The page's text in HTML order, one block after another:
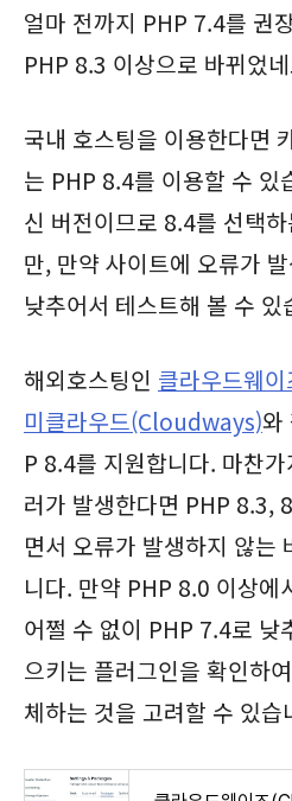
얼마 전까지 PHP 7.4를 권
PHP 8.3 이상으로 바뀌었
국내 호스팅을 이용한다면
는 PHP 8.4를 이용할 수 있
신 버전이므로 8.4를 선택
만, 만약 사이트에 오류가
낮추어서 테스트해 볼 수 있
해외호스팅인 클라우드웨
미클라우드(Cloudways)와
P 8.4를 지원합니다. 마찬
러가 발생한다면 PHP 8.3,
면서 오류가 발생하지 않는
니다. 만약 PHP 8.0 이상에
어쩔 수 없이 PHP 7.4로 낮
으키는 플러그인을 확인하
체하는 것을 고려할 수 있습